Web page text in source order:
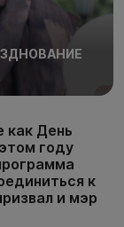
как День
году
к
и мэр